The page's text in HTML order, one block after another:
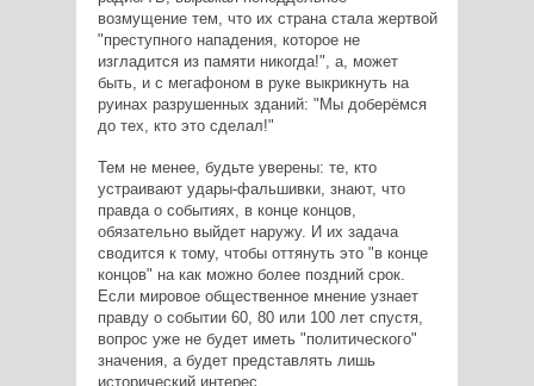
возмущение тем, что их страна стала жертвой
"преступного нападения, которое не
изгладится из памяти никогда!", а, может
быть, и с мегафоном в руке выкрикнуть на
руинах разрушенных зданий: "Мы доберёмся
до тех, кто это сделал!"
Тем не менее, будьте уверены: те, кто
устраивают удары-фальшивки, знают, что
правда о событиях, в конце концов,
обязательно выйдет наружу. И их задача
сводится к тому, чтобы оттянуть это "в конце
концов" на как можно более поздний срок.
Если мировое общественное мнение узнает
правду о событии 60, 80 или 100 лет спустя,
вопрос уже не будет иметь "политического"
значения, а будет представлять лишь
исторический интерес.